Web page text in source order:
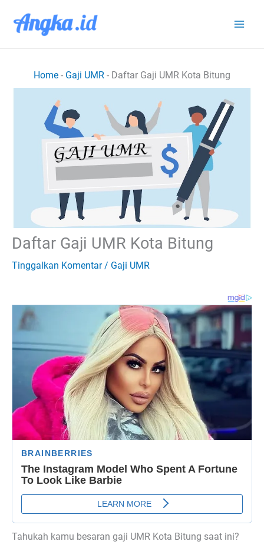
Home - Gaji UMR - Daftar Gaji UMR Kota Bitung
Daftar Gaji UMR Kota Bitung
Tinggalkan Komentar / Gaji UMR
Tahukah kamu besaran gaji UMR Kota Bitung saat ini?